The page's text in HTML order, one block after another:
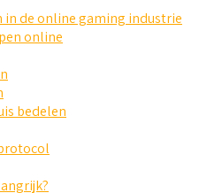
de online gaming industrie
online
bedelen